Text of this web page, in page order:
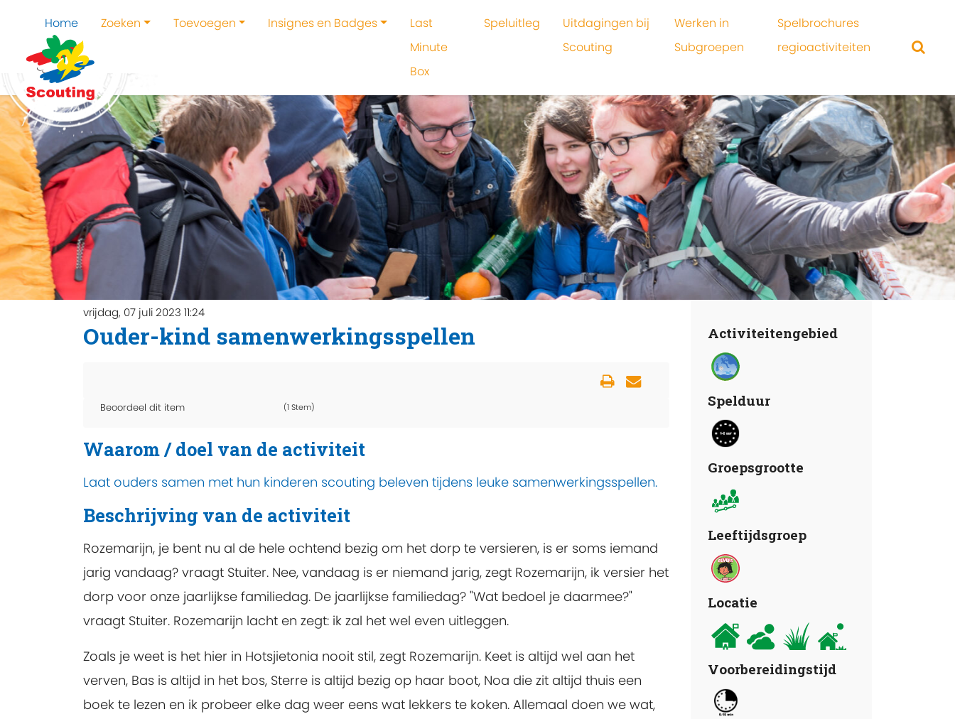
Home Zoeken Toevoegen Insignes en Badges
Last
Minute
Box
Speluitleg
Uitdagingen bij
Scouting
Werken in
Subgroepen
Spelbrochures
regioactiviteiten
vrijdag, 07 juli 2023 11:24
Ouder-kind samenwerkingsspellen
Beoordeel dit item (1 Stem)
Waarom / doel van de activiteit
Laat ouders samen met hun kinderen scouting beleven tijdens leuke samenwerkingsspellen.
Beschrijving van de activiteit
Rozemarijn, je bent nu al de hele ochtend bezig om het dorp te versieren, is er soms iemand
jarig vandaag? vraagt Stuiter. Nee, vandaag is er niemand jarig, zegt Rozemarijn, ik versier het
dorp voor onze jaarlijkse familiedag. De jaarlijkse familiedag? "Wat bedoel je daarmee?"
vraagt Stuiter. Rozemarijn lacht en zegt: ik zal het wel even uitleggen.
Zoals je weet is het hier in Hotsjietonia nooit stil, zegt Rozemarijn. Keet is altijd wel aan het
verven, Bas is altijd in het bos, Sterre is altijd bezig op haar boot, Noa die zit altijd thuis een
boek te lezen en ik probeer elke dag weer eens wat lekkers te koken. Allemaal doen we wat,
Activiteitengebied
Spelduur
Groepsgrootte
Leeftijdsgroep
Locatie
Voorbereidingstijd